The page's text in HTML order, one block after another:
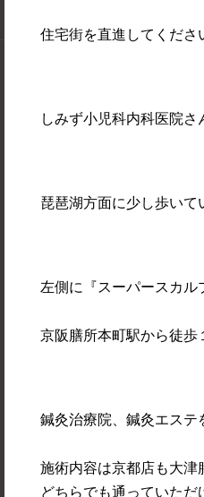
住宅街を直進してくださ
しみず小児科内科医院さ
琵琶湖方面に少し歩いて
左側に『スーパースカル
京阪膳所本町駅から徒歩
鍼灸治療院、鍼灸エステ
施術内容は京都店も大津
どちらでも通っていただ